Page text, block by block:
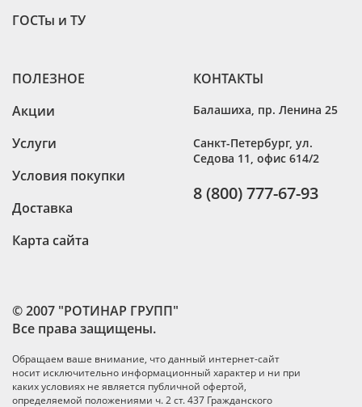
© 2007 "РОТИНАР ГРУПП"
Все права защищены.
Обращаем ваше внимание, что данный интернет-сайт
носит исключительно информационный характер и ни при
каких условиях не является публичной офертой,
определяемой положениями ч. 2 ст. 437 Гражданского
ГОСТы и ТУ
ПОЛЕЗНОЕ
Акции
Услуги
Условия покупки
Доставка
Карта сайта
КОНТАКТЫ
Балашиха пр. Ленина 25
Санкт-Петербург, ул.
Седова 11, офис 614/2
8 (800) 777-67-93